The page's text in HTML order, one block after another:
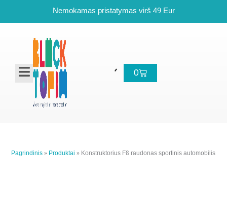
Nemokamas pristatymas virš 49 Eur
0
Cart
Pagrindinis» Produktai » Konstruktorius F8 raudonas sportinis automobilis